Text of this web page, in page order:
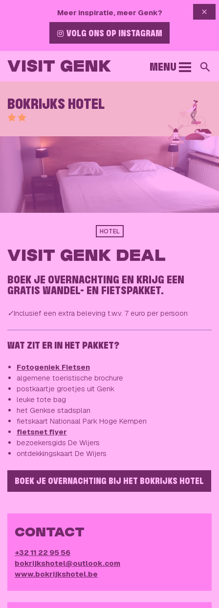
Meer inspiratie, meer Genk?
VOLG ONS OP INSTAGRAM
VISIT GENK MENU
BOKRIJKS HOTEL
Score van 2 sterren.
HOTEL
VISIT GENK DEAL
BOEK JE OVERNACHTING EN KRIJG EEN
GRATIS WANDEL- EN FIETSPAKKET.
✓Inclusief een extra beleving t.w.v. 7 euro per persoon
WAT ZIT ER IN HET PAKKET?
Fotogeniek Fietsen
algemene toeristische brochure
postkaartje groetjes uit Genk
leuke tote bag
het Genkse stadsplan
fietskaart Nationaal Park Hoge Kempen
fietsnet flyer
bezoekersgids De Wijers
ontdekkingskaart De Wijers
BOEK JE OVERNACHTING BIJ HET BOKRIJKS HOTEL
CONTACT
+32 11 22 95 56
bokrijkshotel@outlook.com
www.bokrijkshotel.be